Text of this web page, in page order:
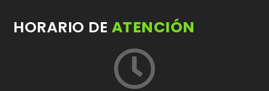
HORARIO DE ATENCIÓN